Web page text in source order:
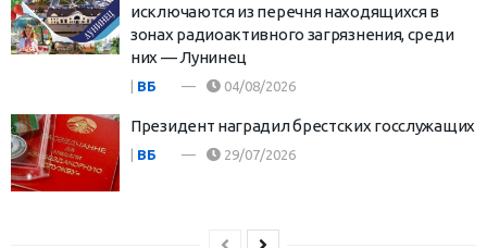
исключаются из перечня находящихся в
зонах радиоактивного загрязнения, среди
них — Лунинец
| ВБ 04/08/2026
Президент наградил брестских госслужащих
| ВБ 29/07/2026